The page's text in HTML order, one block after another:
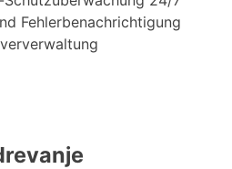
Fehlerbenachrichtigung